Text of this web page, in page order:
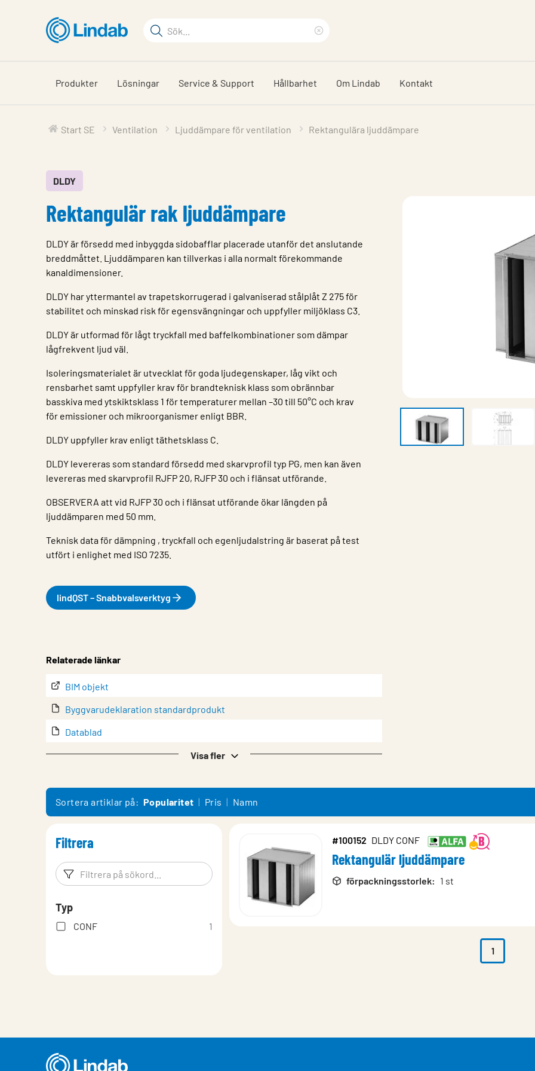
huvudinnehållet
Sökord
på
sajten
sökfras
Produkter Lösningar Service & Support Hållbarhet Om Lindab Kontakt
Start SE Ventilation Ljuddämpare för ventilation Rektangulära ljuddämpare
DLDY
Rektangulär rak ljuddämpare
DLDY är försedd med inbyggda sidobafflar placerade utanför det anslutande
breddmåttet. Ljuddämparen kan tillverkas i alla normalt förekommande
kanaldimensioner.
DLDY har yttermantel av trapetskorrugerad i galvaniserad stålplåt Z 275 för
stabilitet och minskad risk för egensvängningar och uppfyller miljöklass C3.
DLDY är utformad för lågt tryckfall med baffelkombinationer som dämpar
lågfrekvent ljud väl.
Isoleringsmaterialet är utvecklat för goda ljudegenskaper, låg vikt och
rensbarhet samt uppfyller krav för brandteknisk klass som obrännbar
basskiva med ytskiktsklass 1 för temperaturer mellan –30 till 50°C och krav
för emissioner och mikroorganismer enligt BBR.
DLDY uppfyller krav enligt täthetsklass C.
DLDY levereras som standard försedd med skarvprofil typ PG, men kan även
levereras med skarvprofil RJFP 20, RJFP 30 och i flänsat utförande.
OBSERVERA att vid RJFP 30 och i flänsat utförande ökar längden på
ljuddämparen med 50 mm.
Teknisk data för dämpning , tryckfall och egenljudalstring är baserat på test
utfört i enlighet med ISO 7235.
lindQST – Snabbvalsverktyg
Relaterade länkar
BIM objekt
Byggvarudeklaration standardprodukt
Datablad
lindQST – Produktdokumentation
Produktöversikt
Visa fler
Sortera artiklar på: Popularitet Pris Namn
Filtrera
Filtreringsord Filtrera produkter
Typ
CONF 1
#100152 DLDY CONF
Rektangulär ljuddämpare
förpackningsstorlek: 1 st
1